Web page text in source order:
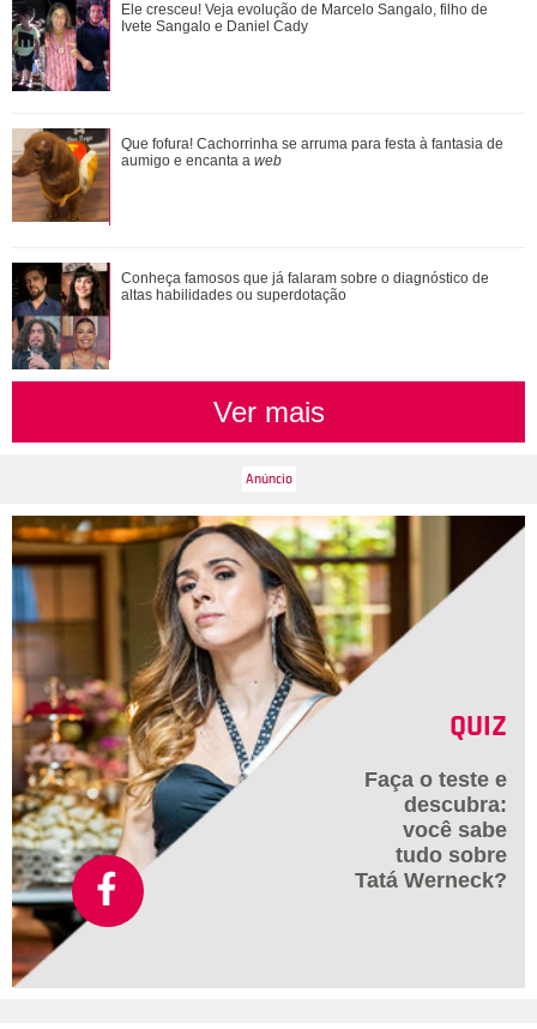
Omar e Alika conversam sobre a retomada de Batanga,
quando Tonho chega. Saiba o que vai acont...
Adriana vê Pedro e Bruna no restaurante. Confira o que vai
rolar nesta sexta-feira em Quem A...
Conheça famosos que já falaram sobre o diagnóstico de
altas habilidades ou superdotação
Ele cresceu! Veja evolução de Marcelo Sangalo, filho de
Ivete Sangalo e Daniel Cady
Que fofura! Cachorrinha se arruma para festa à fantasia de
aumigo e encanta a web
Conheça famosos que já falaram sobre o diagnóstico de
altas habilidades ou superdotação
Ver mais
QUIZ
Faça o teste e
descubra:
você sabe
tudo sobre
Tatá Werneck?